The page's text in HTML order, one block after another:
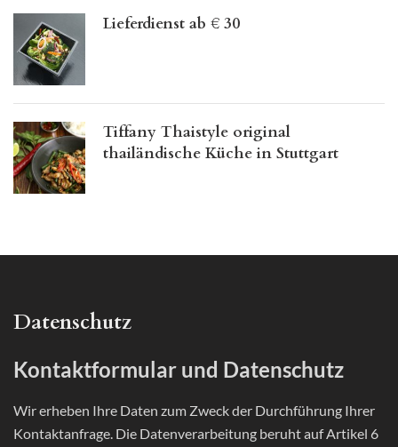
Lieferdienst ab € 30
Tiffany Thaistyle original
thailändische Küche in Stuttgart
Datenschutz
Kontaktformular und Datenschutz
Wir erheben Ihre Daten zum Zweck der Durchführung Ihrer
Kontaktanfrage. Die Datenverarbeitung beruht auf Artikel 6